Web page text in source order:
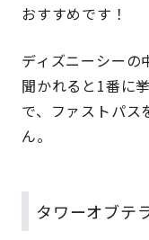
おすすめです！
ディズニーシーの
聞かれると1番に
で、ファストパス
ん。
タワーオブテ